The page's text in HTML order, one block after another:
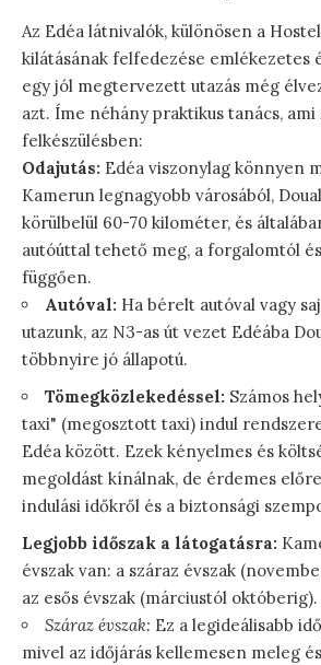
Az Edéa látnivalók, különösen a
kilátásának felfedezése emlékezetes
egy jól megtervezett utazás még
azt. Íme néhány praktikus tanács, ami
felkészülésben:
Odajutás: Edéa viszonylag könnyen
Kamerun legnagyobb városából,
körülbelül 60-70 kilométer, és
autóúttal tehető meg, a forgalomtól
függően.
Autóval: Ha bérelt autóval vagy
utazunk, az N3-as út vezet Edéába
többnyire jó állapotú.
Tömegközlekedéssel: Számos
taxi" (megosztott taxi) indul
Edéa között. Ezek kényelmes és
megoldást kínálnak, de érdemes
indulási időkről és a biztonsági
Legjobb időszak a látogatásra:
évszak van: a száraz évszak
az esős évszak (márciustól októberig).
Száraz évszak: Ez a legideálisabb
mivel az időjárás kellemesen meleg